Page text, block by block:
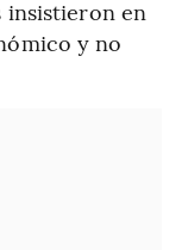
insistieron en
y no